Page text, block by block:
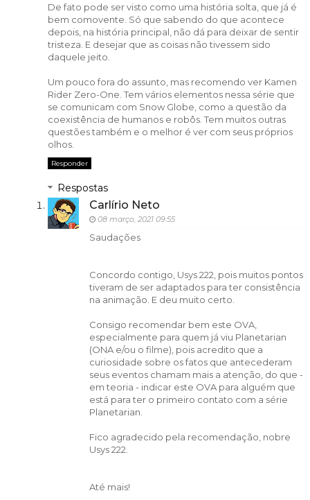
De fato pode ser visto como uma história solta, que já é
bem comovente. Só que sabendo do que acontece
depois, na história principal, não dá para deixar de sentir
tristeza. E desejar que as coisas não tivessem sido
daquele jeito.
Um pouco fora do assunto, mas recomendo ver Kamen
Rider Zero-One. Tem vários elementos nessa série que
se comunicam com Snow Globe, como a questão da
coexistência de humanos e robôs. Tem muitos outras
questões também e o melhor é ver com seus próprios
olhos.
Responder
Respostas
Carlírio Neto
08 março, 2021 09:55
Saudações
Concordo contigo, Usys 222, pois muitos pontos
tiveram de ser adaptados para ter consistência
na animação. E deu muito certo.
Consigo recomendar bem este OVA,
especialmente para quem já viu Planetarian
(ONA e/ou o filme), pois acredito que a
curiosidade sobre os fatos que antecederam
seus eventos chamam mais a atenção, do que -
em teoria - indicar este OVA para alguém que
está para ter o primeiro contato com a série
Planetarian.
Fico agradecido pela recomendação, nobre
Usys 222.
Até mais!